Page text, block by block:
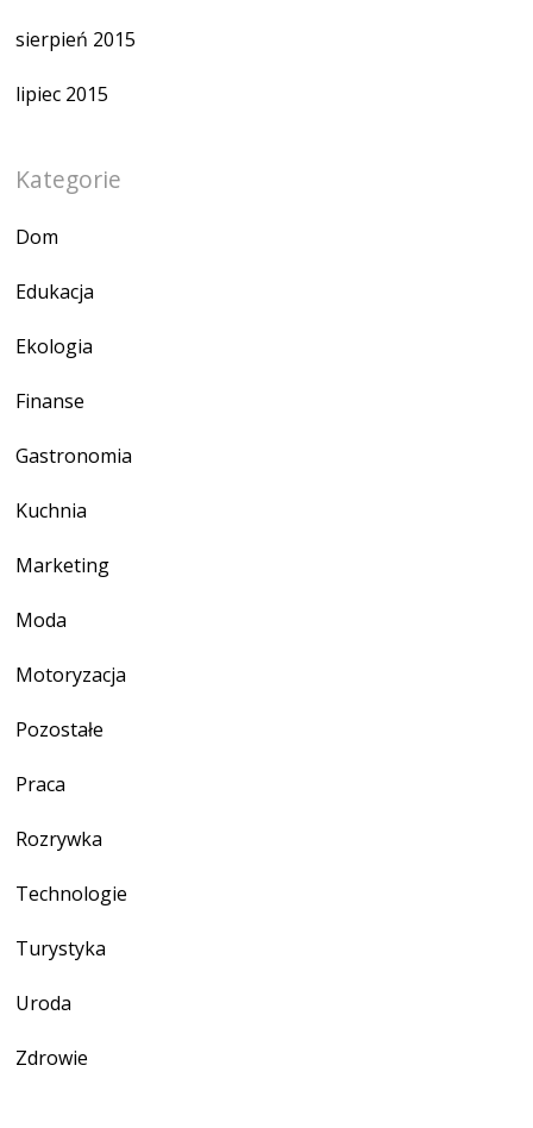
sierpień 2015
lipiec 2015
Kategorie
Dom
Edukacja
Ekologia
Finanse
Gastronomia
Kuchnia
Marketing
Moda
Motoryzacja
Pozostałe
Praca
Rozrywka
Technologie
Turystyka
Uroda
Zdrowie